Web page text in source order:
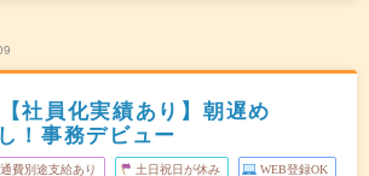
社員化実績あり】朝遅め
！事務デビュー
費別途支給あり 土日祝日が休み WEB登録OK